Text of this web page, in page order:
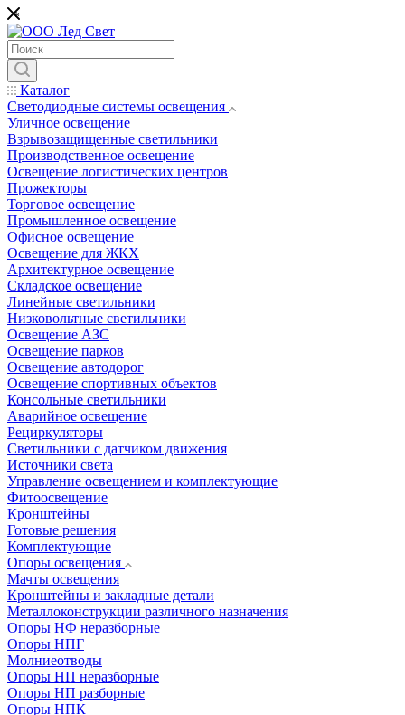
Каталог
Светодиодные системы освещения
Уличное освещение
Взрывозащищенные светильники
Производственное освещение
Освещение логистических центров
Прожекторы
Торговое освещение
Промышленное освещение
Офисное освещение
Освещение для ЖКХ
Архитектурное освещение
Складское освещение
Линейные светильники
Низковольтные светильники
Освещение АЗС
Освещение парков
Освещение автодорог
Освещение спортивных объектов
Консольные светильники
Аварийное освещение
Рециркуляторы
Светильники с датчиком движения
Источники света
Управление освещением и комплектующие
Фитоосвещение
Кронштейны
Готовые решения
Комплектующие
Опоры освещения
Мачты освещения
Кронштейны и закладные детали
Металлоконструкции различного назначения
Опоры НФ неразборные
Опоры НПГ
Молниеотводы
Опоры НП неразборные
Опоры НП разборные
Опоры НПК
*